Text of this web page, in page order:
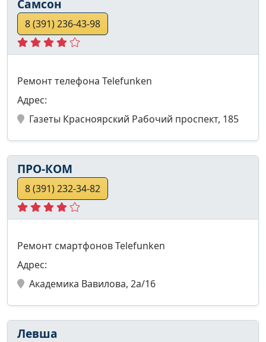
Самсон
8 (391) 236-43-98
Ремонт телефона Telefunken
Адрес:
Газеты Красноярский Рабочий проспект, 185
ПРО-КОМ
8 (391) 232-34-82
Ремонт смартфонов Telefunken
Адрес:
Академика Вавилова, 2а/16
Левша